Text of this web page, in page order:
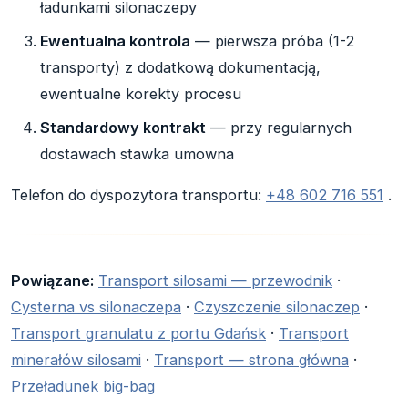
ładunkami silonaczepy
Ewentualna kontrola — pierwsza próba (1-2
transporty) z dodatkową dokumentacją,
ewentualne korekty procesu
Standardowy kontrakt — przy regularnych
dostawach stawka umowna
Telefon do dyspozytora transportu: +48 602 716 551 .
Powiązane: Transport silosami — przewodnik ·
Cysterna vs silonaczepa · Czyszczenie silonaczep ·
Transport granulatu z portu Gdańsk · Transport
minerałów silosami · Transport — strona główna ·
Przeładunek big-bag